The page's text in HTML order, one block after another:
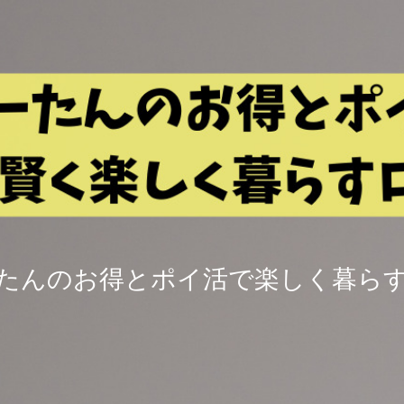
んのお得とポイ活で楽しく暮ら